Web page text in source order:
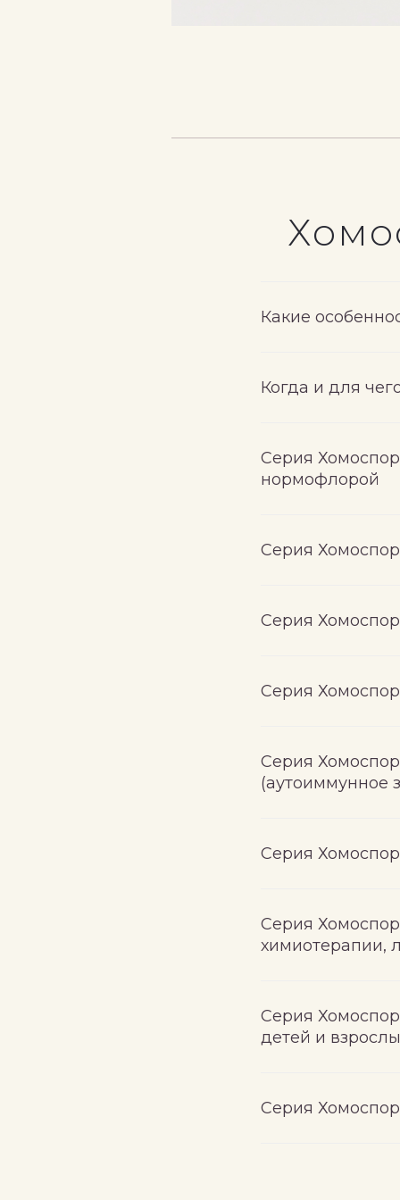
Какие
Когда и для
Серия
нормофлорой
Серия
Серия
Серия
Серия
(аутоиммунное
Серия
Серия
химиотерапии,
Серия
детей и
Серия